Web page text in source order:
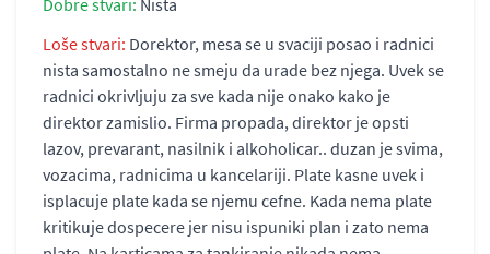
Dobre stvari: Nista
Loše stvari: Dorektor, mesa se u svaciji posao i radnici
nista samostalno ne smeju da urade bez njega. Uvek se
radnici okrivljuju za sve kada nije onako kako je
direktor zamislio. Firma propada, direktor je opsti
lazov, prevarant, nasilnik i alkoholicar.. duzan je svima,
vozacima, radnicima u kancelariji. Plate kasne uvek i
isplacuje plate kada se njemu cefne. Kada nema plate
kritikuje dospecere jer nisu ispuniki plan i zato nema